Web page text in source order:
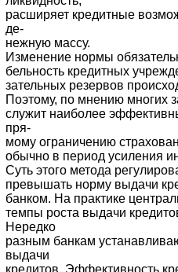
расширяет кредитные
де-
нежную массу.
Изменение нормы
бельность кредитных
зательных резервов
Поэтому, по мнению многих
служит наиболее
пря-
мому ограничению
обычно в период усиления
Суть этого метода
превышать норму выдачи
банком. На практике
темпы роста выдачи
Нередко
разным банкам
выдачи
кредитов. Эффективность